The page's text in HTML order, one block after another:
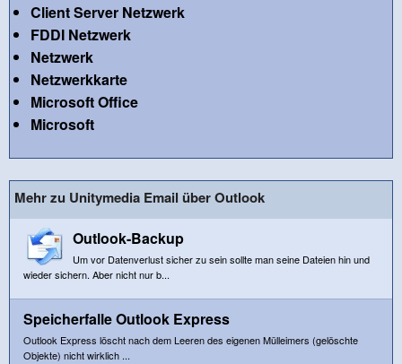
Client Server Netzwerk
FDDI Netzwerk
Netzwerk
Netzwerkkarte
Microsoft Office
Microsoft
Mehr zu Unitymedia Email über Outlook
Outlook-Backup
Um vor Datenverlust sicher zu sein sollte man seine Dateien hin und
wieder sichern. Aber nicht nur b...
Speicherfalle Outlook Express
Outlook Express löscht nach dem Leeren des eigenen Mülleimers (gelöschte
Objekte) nicht wirklich ...